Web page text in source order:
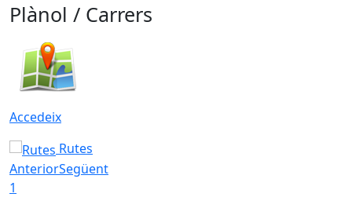
Plànol / Carrers
Accedeix
Rutes
AnteriorSegüent
1